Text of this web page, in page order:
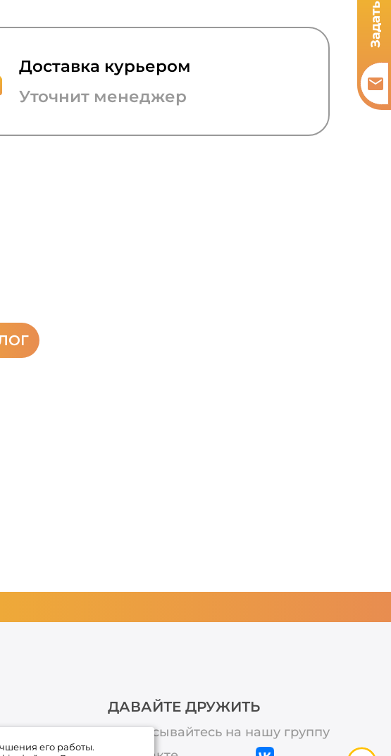
Доставка курьером
Уточнит менеджер
ДАВАЙТЕ ДРУЖИТЬ
Подписывайтесь на нашу группу
его работы.